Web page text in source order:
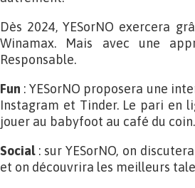
Dès 2024, YESorNO exercera
Winamax. Mais avec une
Responsable.
Fun : YESorNO proposera une
Instagram et Tinder. Le pari en
jouer au babyfoot au café du coin.
Social: sur YESorNO, on
et on découvrira les meilleurs